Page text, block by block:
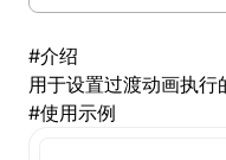
#介绍
用于设置过渡动画执行
#使用示例